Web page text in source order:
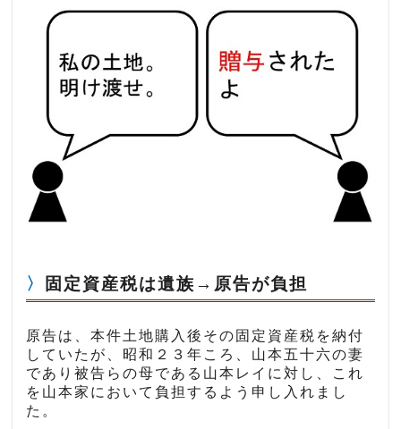
固定資産税は遺族→原告が負担
原告は、本件土地購入後その固定資産税を納付
していたが、昭和２３年ころ、山本五十六の妻
であり被告らの母である山本レイに対し、これ
を山本家において負担するよう申し入れまし
た。